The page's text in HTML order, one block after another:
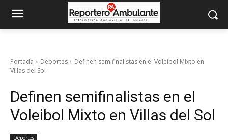
Portada Deportes
Definen semifinalistas en el Voleibol Mixto en
Villas del Sol
Definen semifinalistas en el
Voleibol Mixto en Villas del Sol
Deportes